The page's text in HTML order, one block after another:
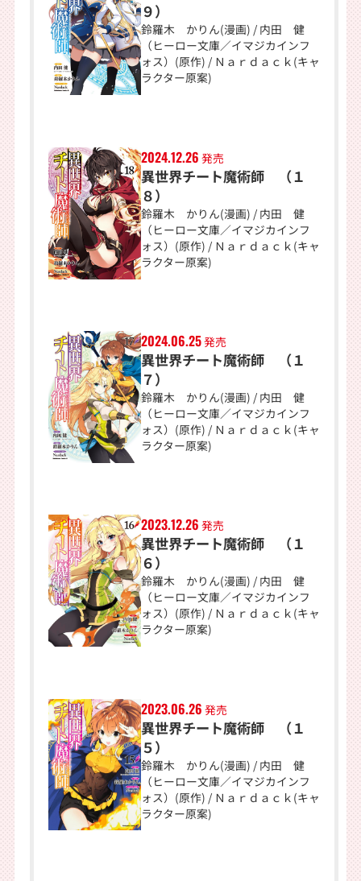
９）
鈴羅木 かりん(漫画) / 内田 健
（ヒーロー文庫／イマジカインフ
ォス）(原作) / Ｎａｒｄａｃｋ(キャ
ラクター原案)
2024.12.26 発売
異世界チート魔術師 （１
８）
鈴羅木 かりん(漫画) / 内田 健
（ヒーロー文庫／イマジカインフ
ォス）(原作) / Ｎａｒｄａｃｋ(キャ
ラクター原案)
2024.06.25発売
異世界チート魔術師 （１
７）
鈴羅木 かりん(漫画) / 内田 健
（ヒーロー文庫／イマジカインフ
ォス）(原作) / Ｎａｒｄａｃｋ(キャ
ラクター原案)
2023.12.26 発売
異世界チート魔術師 （１
６）
鈴羅木 かりん(漫画) / 内田 健
（ヒーロー文庫／イマジカインフ
ォス）(原作) / Ｎａｒｄａｃｋ(キャ
ラクター原案)
2023.06.26 発売
異世界チート魔術師 （１
５）
鈴羅木 かりん(漫画) / 内田 健
（ヒーロー文庫／イマジカインフ
ォス）(原作) / Ｎａｒｄａｃｋ(キャ
ラクター原案)